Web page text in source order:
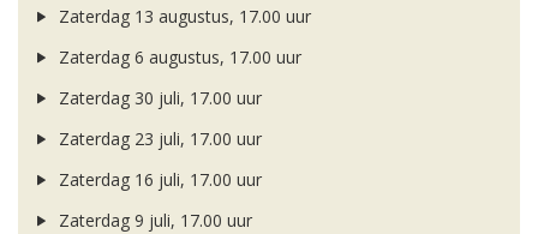
Zaterdag 13 augustus, 17.00 uur
Zaterdag 6 augustus, 17.00 uur
Zaterdag 30 juli, 17.00 uur
Zaterdag 23 juli, 17.00 uur
Zaterdag 16 juli, 17.00 uur
Zaterdag 9 juli, 17.00 uur